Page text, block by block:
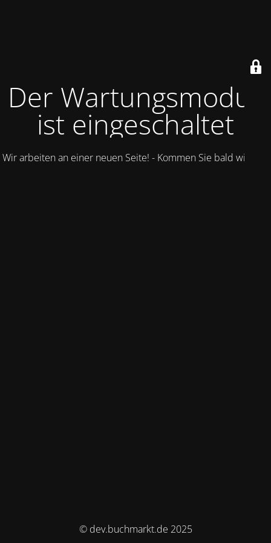
Der Wartungsmodus
ist eingeschaltet
Wir arbeiten an einer neuen Seite! - Kommen Sie bald wieder.
© dev.buchmarkt.de 2025